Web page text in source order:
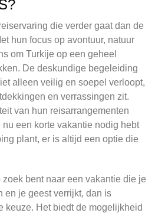
die verder gaat dan de
hun focus op avontuur, natuur
om Turkije op een geheel
De deskundige begeleiding
alleen veilig en soepel verloopt,
en verrassingen zit.
van hun reisarrangementen
een korte vakantie nodig hebt
plant, er is altijd een optie die
bent naar een vakantie die je
en je geest verrijkt, dan is
keuze. Het biedt de mogelijkheid